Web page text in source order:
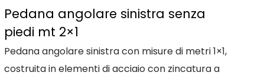
Pedana angolare sinistra senza
piedi mt 2×1
Pedana angolare sinistra con misure di metri 1×1,
costruita in elementi di acciaio con zincatura a